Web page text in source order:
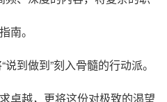
南。
到做到”刻入骨髓的行动派。
卓越，更将这份对极致的渴望